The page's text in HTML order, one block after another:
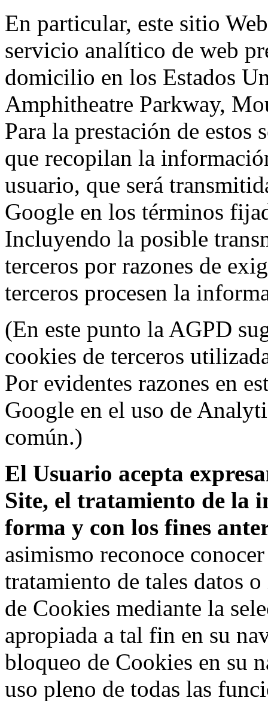
En particular, este sitio
servicio analítico de web
domicilio en los Estados
Amphitheatre Parkway,
Para la prestación de
que recopilan la
usuario, que será
Google en los términos
Incluyendo la posible
terceros por razones de
terceros procesen la
(En este punto la AGPD
cookies de terceros
Por evidentes razones en
Google en el uso de
común.)
El Usuario acepta
Site, el tratamiento de la
forma y con los fines
asimismo reconoce
tratamiento de tales datos
de Cookies mediante la
apropiada a tal fin en su
bloqueo de Cookies en su
uso pleno de todas las